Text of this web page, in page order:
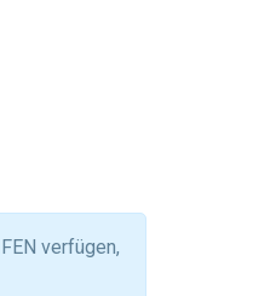
verfügen,